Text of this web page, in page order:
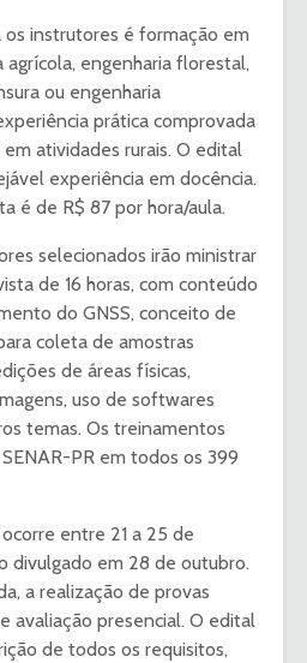
instrutores é formação em
agrícola, engenharia florestal,
ou engenharia
prática comprovada
atividades rurais. O edital
experiência em docência.
é de R$ 87 por hora/aula.
selecionados irão ministrar
de 16 horas, com conteúdo
do GNSS, conceito de
coleta de amostras
de áreas físicas,
uso de softwares
temas. Os treinamentos
PR em todos os 399
entre 21 a 25 de
divulgado em 28 de outubro.
a realização de provas
avaliação presencial. O edital
de todos os requisitos,